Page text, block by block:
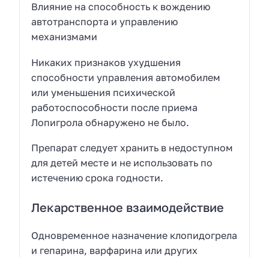
Влияние на способность к вождению
автотранспорта и управлению
механизмами
Никаких признаков ухудшения
способности управления автомобилем
или уменьшения психической
работоспособности после приема
Лопигрола обнаружено не было.
Препарат следует хранить в недоступном
для детей месте и не использовать по
истечению срока годности.
Лекарственное взаимодействие
Одновременное назначение клопидогрела
и гепарина, варфарина или других